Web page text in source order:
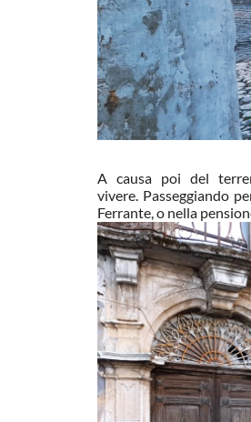
A causa poi del
vivere. Passeggiando
Ferrante, o nella